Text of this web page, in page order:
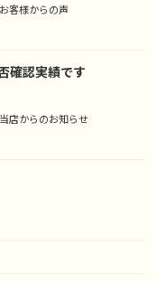
お客様からの声
確認実績です
当店からのお知らせ